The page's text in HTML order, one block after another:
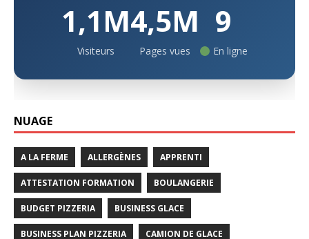
1,1M
Visiteurs
4,5M
Pages vues
9
En ligne
NUAGE
A LA FERME ALLERGÈNES APPRENTI
ATTESTATION FORMATION BOULANGERIE
BUDGET PIZZERIA BUSINESS GLACE
BUSINESS PLAN PIZZERIA CAMION DE GLACE